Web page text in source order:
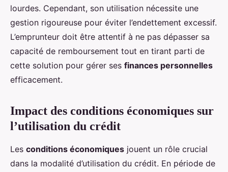
lourdes. Cependant, son utilisation nécessite une
gestion rigoureuse pour éviter l’endettement excessif.
L’emprunteur doit être attentif à ne pas dépasser sa
capacité de remboursement tout en tirant parti de
cette solution pour gérer ses finances personnelles
efficacement.
Impact des conditions économiques sur
l’utilisation du crédit
Les conditions économiques jouent un rôle crucial
dans la modalité d’utilisation du crédit. En période de